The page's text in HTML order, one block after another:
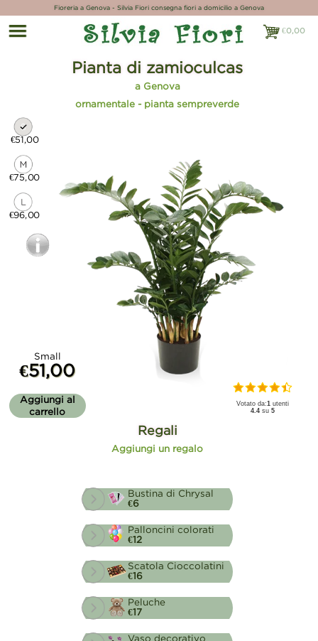
Fioreria a Genova - Silvia Fiori consegna fiori a domicilio a Genova
€0,00
€0,00
Pianta di zamioculcas
a Genova
ornamentale - pianta sempreverde
€51,00
€75,00
€96,00
Small
€51,00
Aggiungi al
carrello
Votato da:1 utenti
4.4 su5
Regali
Aggiungi un regalo
Bustina di Chrysal
€6
Palloncini colorati
€12
Scatola Cioccolatini
€16
Peluche
€17
Vaso decorativo